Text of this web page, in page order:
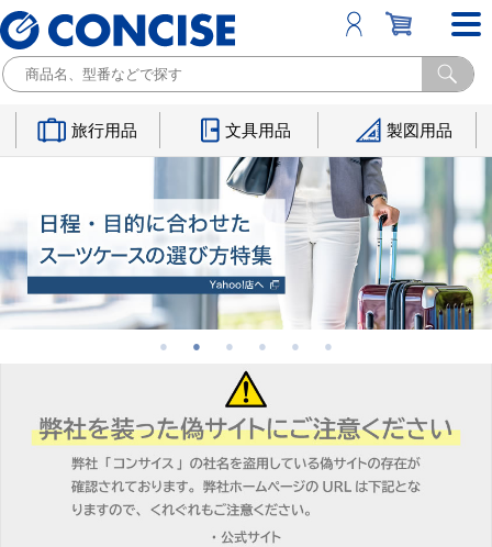
旅行用品 文具用品 製図用品